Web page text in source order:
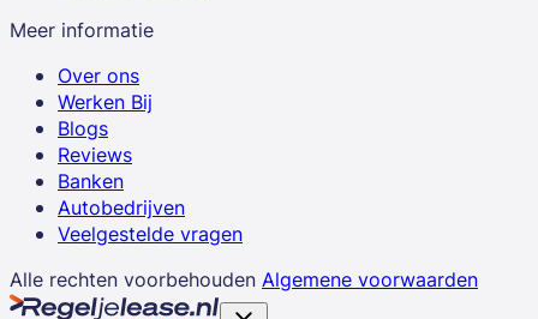
Meer informatie
Over ons
Werken Bij
Blogs
Reviews
Banken
Autobedrijven
Veelgestelde vragen
Alle rechten voorbehouden Algemene voorwaarden